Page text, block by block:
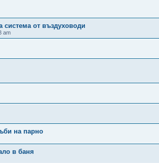
система от въздуховоди
am
на парно
в баня